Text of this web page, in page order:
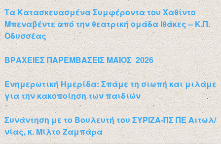
Τα Κατασκευασμένα Συμφέροντα του Χαθίντο
Μπεναβέντε από την θεατρική ομάδα Ιθάκες – Κ.Π.
Οδυσσέας
ΒΡΑΧΕΙΕΣ ΠΑΡΕΜΒΑΣΕΙΣ ΜΑΪΟΣ 2026
Ενημερωτική Ημερίδα: Σπάμε τη σιωπή και μιλάμε
για την κακοποίηση των παιδιών
Συνάντηση με το Βουλευτή του ΣΥΡΙΖΑ-ΠΣ ΠΕ Αιτωλ/
νίας, κ. Μίλτο Ζαμπάρα